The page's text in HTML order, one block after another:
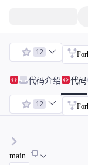
12
代码介绍 代码
12
main